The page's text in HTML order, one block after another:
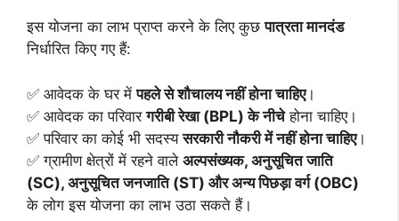
इस योजना का लाभ प्राप्त करने के लिए कुछपात्रता मानदंड
निर्धारित किए गए हैं:
✅ आवेदक के घर मेंपहले से शौचालय नहीं होना चाहिए।
✅ आवेदक का परिवारगरीबी रेखा (BPL) के नीचेहोना चाहिए।
✅ परिवार का कोई भी सदस्यसरकारी नौकरी में नहीं होना चाहिए।
✅ ग्रामीण क्षेत्रों में रहने वाले अल्पसंख्यक, अनुसूचित जाति
(SC), अनुसूचित जनजाति (ST) और अन्य पिछड़ा वर्ग (OBC)
के लोग इस योजना का लाभ उठा सकते हैं।